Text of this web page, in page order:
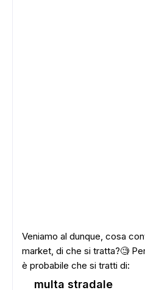
Veniamo al dunque, cosa
market, di che si tratta?🧐
è probabile che si tratti di:
multa stradale